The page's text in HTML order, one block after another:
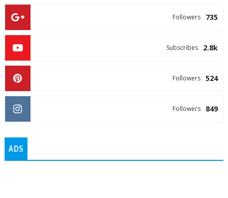
735
Followers
2.8k
Subscribes
524
Followers
849
Followers
ADS